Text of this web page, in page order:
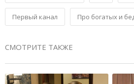
Первый канал Про богатых и
СМОТРИТЕ ТАКЖЕ